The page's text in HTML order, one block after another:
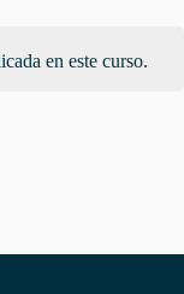
en este curso.